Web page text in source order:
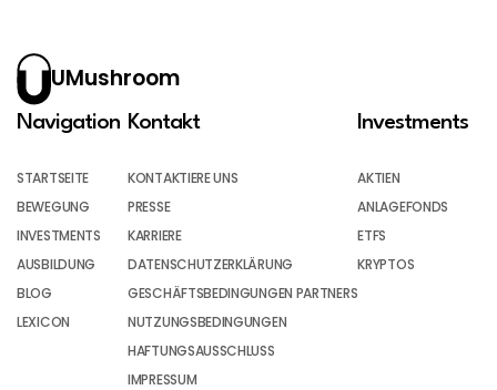
UMushroom
Navigation
STARTSEITE
BEWEGUNG
INVESTMENTS
AUSBILDUNG
BLOG
LEXICON
Kontakt
KONTAKTIERE UNS
PRESSE
KARRIERE
DATENSCHUTZERKLÄRUNG
GESCHÄFTSBEDINGUNGEN PARTNERS
NUTZUNGSBEDINGUNGEN
HAFTUNGSAUSSCHLUSS
IMPRESSUM
Investments
AKTIEN
ANLAGEFONDS
ETFS
KRYPTOS